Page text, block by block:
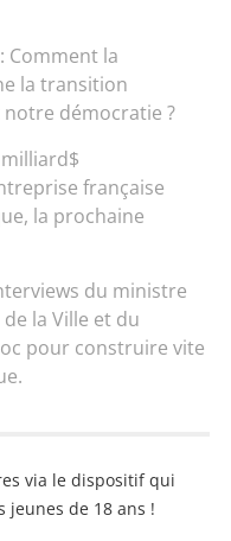
Comment la
la transition
notre démocratie ?
française
la prochaine
du ministre
de la Ville et du
pour construire vite
via le dispositif qui
jeunes de 18 ans !